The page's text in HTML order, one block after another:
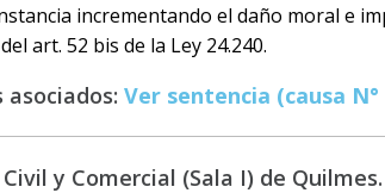
incrementando el daño moral e
art. 52 bis de la Ley 24.240.
asociados: Ver sentencia (causa N°
y Comercial (Sala I) de